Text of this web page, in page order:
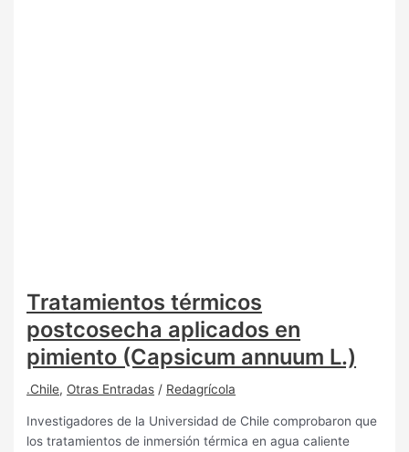
Tratamientos térmicos
postcosecha aplicados en
pimiento (Capsicum annuum L.)
.Chile, Otras Entradas / Redagrícola
Investigadores de la Universidad de Chile comprobaron que
los tratamientos de inmersión térmica en agua caliente